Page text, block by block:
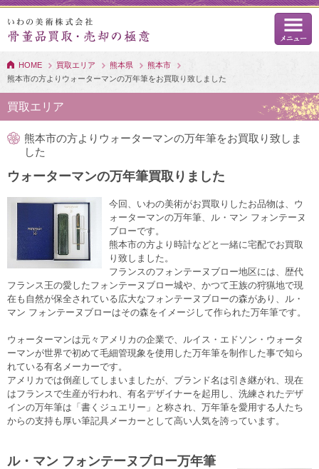
HOME 買取エリア 熊本県
熊本市
熊本市の方よりウォーターマンの万年筆をお買取り致しました
買取エリア
熊本市の方よりウォーターマンの万年筆をお買取り致しま
した
ウォーターマンの万年筆買取りました
今回、いわの美術がお買取りしたお品物は、ウ
ォーターマンの万年筆、ル・マン フォンテーヌ
ブローです。
熊本市の方より時計などと一緒に宅配でお買取
り致しました。
フランスのフォンテーヌブロー地区には、歴代
フランス王の愛したフォンテーヌブロー城や、かつて王族の狩猟地で現
在も自然が保全されている広大なフォンテーヌブローの森があり、ル・
マン フォンテーヌブローはその森をイメージして作られた万年筆です。
ウォーターマンは元々アメリカの企業で、ルイス・エドソン・ウォータ
ーマンが世界で初めて毛細管現象を使用した万年筆を制作した事で知ら
れている有名メーカーです。
アメリカでは倒産してしまいましたが、ブランド名は引き継がれ、現在
はフランスで生産が行われ、有名デザイナーを起用し、洗練されたデザ
インの万年筆は「書くジュエリー」と称され、万年筆を愛用する人たち
からの支持も厚い筆記具メーカーとして高い人気を誇っています。
ル・マン フォンテーヌブロー万年筆